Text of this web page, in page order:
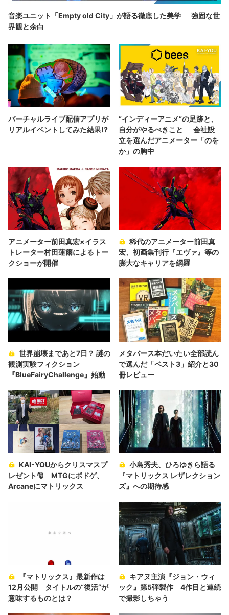
音楽ユニット「Empty old City」が語る徹底した美学──強固な世
界観と余白
バーチャルライブ配信アプリが
リアルイベントしてみた結果!?
“インディーアニメ“の足跡と、
自分がやるべきこと──会社設
立を選んだアニメーター「のを
か」の胸中
アニメーター前田真宏×イラス
トレーター村田蓮爾によるトー
クショーが開催
稀代のアニメーター前田真
宏、初画集刊行『エヴァ』等の
膨大なキャリアを網羅
世界崩壊まであと7日？ 謎の
観測実験フィクション
『BlueFairyChallenge』始動
メタバース本だいたい全部読ん
で選んだ「ベスト3」紹介と30
冊レビュー
KAI-YOUからクリスマスプ
レゼント🎅 MTGにボドゲ、
Arcaneにマトリックス
小島秀夫、ひろゆきら語る
『マトリックス レザレクション
ズ』への期待感
『マトリックス』最新作は
12月公開 タイトルの“復活“が
意味するものとは？
キアヌ主演『ジョン・ウィ
ック』第5弾製作 4作目と連続
で撮影しちゃう